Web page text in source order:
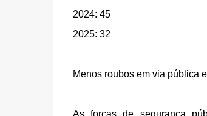
2024: 45
2025: 32
Menos roubos em via pública
As forças de segurança